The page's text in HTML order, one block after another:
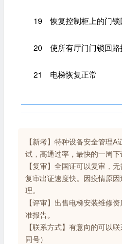
19 恢复控制柜上的门锁
20 使所有厅门门锁回路
21 电梯恢复正常
【新考】特种设备安全管理A
试，高通过率，最快的一周下
【复审】全国证可以复审，
复审出证速度快。因疫情原
理。
【评审】出售电梯安装维修
准报告。
【联系方式】有意向的可以
同号）